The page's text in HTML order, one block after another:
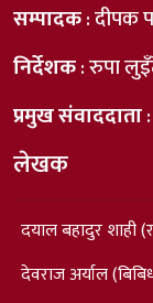
सम्पादक: दीपक
निर्देशक: रुपा
प्रमुख संवाददाता
लेखक
दयाल बहादुर शाही
देवराज अर्याल